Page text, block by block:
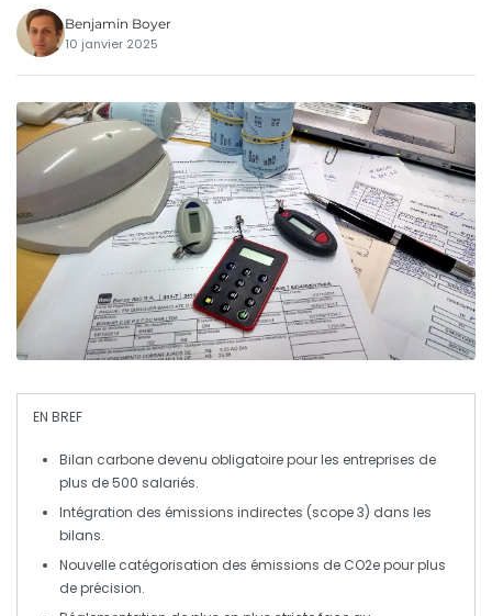
Benjamin Boyer
10 janvier 2025
EN BREF
Bilan carbone devenu obligatoire pour les entreprises de
plus de 500 salariés.
Intégration des émissions indirectes (scope 3) dans les
bilans.
Nouvelle catégorisation des émissions de CO2e pour plus
de précision.